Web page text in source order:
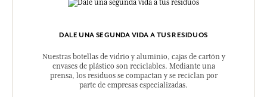
DALE UNA SEGUNDA VIDA A TUS RESIDUOS
Nuestras botellas de vidrio y aluminio, cajas de cartón y
envases de plástico son reciclables. Mediante una
prensa, los residuos se compactan y se reciclan por
parte de empresas especializadas.